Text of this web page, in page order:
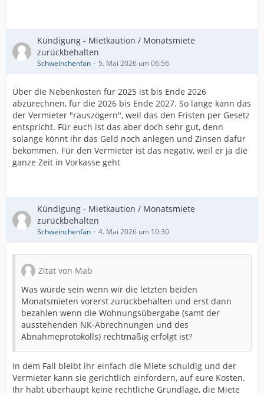
Kündigung - Mietkaution / Monatsmiete
zurückbehalten
Schweinchenfan 5. Mai 2026 um 06:56
Über die Nebenkosten für 2025 ist bis Ende 2026
abzurechnen, für die 2026 bis Ende 2027. So lange kann das
der Vermieter "rauszögern", weil das den Fristen per Gesetz
entspricht. Für euch ist das aber doch sehr gut, denn
solange könnt ihr das Geld noch anlegen und Zinsen dafür
bekommen. Für den Vermieter ist das negativ, weil er ja die
ganze Zeit in Vorkasse geht
Kündigung - Mietkaution / Monatsmiete
zurückbehalten
Schweinchenfan 4. Mai 2026 um 10:30
Zitat von Mab
Was würde sein wenn wir die letzten beiden
Monatsmieten vorerst zurückbehalten und erst dann
bezahlen wenn die Wohnungsübergabe (samt der
ausstehenden NK-Abrechnungen und des
Abnahmeprotokolls) rechtmäßig erfolgt ist?
In dem Fall bleibt ihr einfach die Miete schuldig und der
Vermieter kann sie gerichtlich einfordern, auf eure Kosten.
Ihr habt überhaupt keine rechtliche Grundlage, die Miete